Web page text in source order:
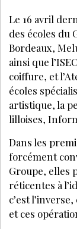
Le 16 avril
des écoles du
Bordeaux,
ainsi que
coiffure, et
écoles
artistique, la
lilloises,
Dans les
forcément
Groupe, elles
réticentes à
c’est
et ces